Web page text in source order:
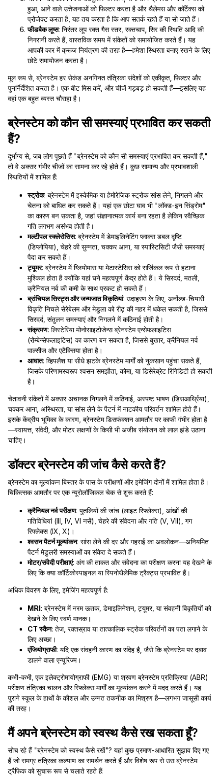
हुआ, आने वाले उत्तेजनाओं को फिल्टर करता है और थैलेमस और कॉर्टेक्स को
प्रोजेक्ट करता है, यह तय करता है कि आप सतर्क रहते हैं या सो जाते हैं।
फीडबैक लूप्स: निरंतर लूप रक्त गैस स्तर, रक्तचाप, सिर की स्थिति आदि की
निगरानी करते हैं, वास्तविक समय में संकेतों को समायोजित करते हैं। यह
आपकी कार में क्रूज नियंत्रण की तरह है—हमेशा स्थिरता बनाए रखने के लिए
छोटे समायोजन करता है।
मूल रूप से, ब्रेनस्टेम हर सेकंड अनगिनत तंत्रिका संदेशों को एकीकृत, फिल्टर और
पुनर्निर्देशित करता है। एक बीट मिस करें, और चीजें गड़बड़ हो सकती हैं—इसलिए यह
वहां एक बहुत व्यस्त चौराहा है।
ब्रेनस्टेम को कौन सी समस्याएं प्रभावित कर सकती
हैं?
दुर्भाग्य से, जब लोग पूछते हैं "ब्रेनस्टेम को कौन सी समस्याएं प्रभावित कर सकती हैं,"
तो वे अक्सर गंभीर चीजों का सामना कर रहे होते हैं। कुछ सामान्य और प्रभावशाली
स्थितियों में शामिल हैं:
स्ट्रोक: ब्रेनस्टेम में इस्केमिक या हेमोरेजिक स्ट्रोक सांस लेने, निगलने और
चेतना को बाधित कर सकते हैं। यहां एक छोटा घाव भी "लॉक्ड-इन सिंड्रोम"
का कारण बन सकता है, जहां संज्ञानात्मक कार्य बना रहता है लेकिन स्वैच्छिक
गति लगभग असंभव होती है।
मल्टीपल स्क्लेरोसिस: ब्रेनस्टेम में डेमाइलिनेटिंग प्लाक्स डबल दृष्टि
(डिप्लोपिया), चेहरे की सुन्नता, चक्कर आना, या स्पास्टिसिटी जैसी समस्याएं
पैदा कर सकते हैं।
ट्यूमर: ब्रेनस्टेम में ग्लियोमास या मेटास्टेसिस को सर्जिकल रूप से हटाना
मुश्किल होता है क्योंकि यहां घने महत्वपूर्ण केंद्र होते हैं। ये सिरदर्द, मतली,
क्रैनियल नर्व की कमी के साथ प्रकट हो सकते हैं।
ब्रांचियल सिस्ट्स और जन्मजात विकृतियां: उदाहरण के लिए, अर्नोल्ड-चियारी
विकृति निचले सेरेबेलम और मेडुला को रीढ़ की नहर में धकेल सकती है, जिससे
सिरदर्द, संतुलन समस्याएं और निगलने में कठिनाई होती है।
संक्रमण: लिस्टेरिया मोनोसाइटोजेन्स ब्रेनस्टेम एन्सेफलाइटिस
(रोम्बेन्सेफलाइटिस) का कारण बन सकता है, जिससे बुखार, क्रैनियल नर्व
पाल्सीज और एटैक्सिया होता है।
आघात: व्हिपलैश या सीधे झटके ब्रेनस्टेम मार्गों को नुकसान पहुंचा सकते हैं,
जिसके परिणामस्वरूप श्वसन समझौता, कोमा, या डिसेरेब्रेट रिगिडिटी हो सकती
है।
चेतावनी संकेतों में अक्सर अचानक निगलने में कठिनाई, अस्पष्ट भाषण (डिसआर्थ्रिया),
चक्कर आना, अस्थिरता, या सांस लेने के पैटर्न में नाटकीय परिवर्तन शामिल होते हैं।
इसके केंद्रीय भूमिका के कारण, ब्रेनस्टेम डिसफंक्शन आमतौर पर काफी गंभीर होता है
—स्वायत्त, संवेदी, और मोटर लक्षणों के किसी भी अजीब संयोजन को लाल झंडे उठाना
चाहिए।
डॉक्टर ब्रेनस्टेम की जांच कैसे करते हैं?
ब्रेनस्टेम का मूल्यांकन बिस्तर के पास के परीक्षणों और इमेजिंग दोनों में शामिल होता है।
चिकित्सक आमतौर पर एक न्यूरोलॉजिकल चेक से शुरू करते हैं:
क्रैनियल नर्व परीक्षण: पुतलियों की जांच (लाइट रिफ्लेक्स), आंखों की
गतिविधियां (III, IV, VI नसें), चेहरे की संवेदना और गति (V, VII), गग
रिफ्लेक्स (IX, X)।
श्वसन पैटर्न मूल्यांकन: सांस लेने की दर और गहराई का अवलोकन—अनियमित
पैटर्न मेडुलरी समस्याओं का संकेत दे सकते हैं।
मोटर/संवेदी परीक्षाएं: अंग की ताकत और संवेदना का परीक्षण करना यह देखने के
लिए कि क्या कॉर्टिकोस्पाइनल या स्पिनोथैलेमिक ट्रैक्ट्स प्रभावित हैं।
अधिक विवरण के लिए, इमेजिंग महत्वपूर्ण है:
MRI: ब्रेनस्टेम में नरम ऊतक, डेमाइलिनेशन, ट्यूमर, या संवहनी विकृतियों को
देखने के लिए स्वर्ण मानक।
CT स्कैन: तेज, रक्तस्राव या तात्कालिक स्ट्रोक परिवर्तनों का पता लगाने के
लिए अच्छा।
एंजियोग्राफी: यदि एक संवहनी कारण का संदेह है, जैसे कि ब्रेनस्टेम पर दबाव
डालने वाला एन्यूरिज्म।
कभी-कभी, एक इलेक्ट्रोमायोग्राफी (EMG) या श्रवण ब्रेनस्टेम प्रतिक्रिया (ABR)
परीक्षण तंत्रिका चालन और रिफ्लेक्स मार्गों का मूल्यांकन करने में मदद करते हैं। यह
पुराने स्कूल के हाथों के कौशल और उन्नत तकनीक का मिश्रण है—लगभग जासूसी कार्य
की तरह।
मैं अपने ब्रेनस्टेम को स्वस्थ कैसे रख सकता हूँ?
सोच रहे हैं "ब्रेनस्टेम को स्वस्थ कैसे रखें"? यहां कुछ प्रमाण-आधारित सुझाव दिए गए
हैं जो समग्र तंत्रिका कल्याण का समर्थन करते हैं और विशेष रूप से उस ब्रेनस्टेम
ट्रैफिक को सुचारू रूप से चलाते रहते हैं: